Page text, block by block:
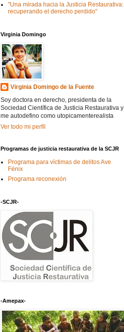
"Una mirada hacia la Justicia Restaurativa:
recuperando el derecho perdido"
Virginia Domingo
Virginia Domingo de la Fuente
Soy doctora en derecho, presidenta de la
Sociedad Científica de Justicia Restaurativa y
me autodefino como utopicamenterealista
Ver todo mi perfil
Programas de justicia restaurativa de la SCJR
Programa para víctimas de delitos Ave
Fénix
Programa reconexión
-SCJR-
-Amepax-